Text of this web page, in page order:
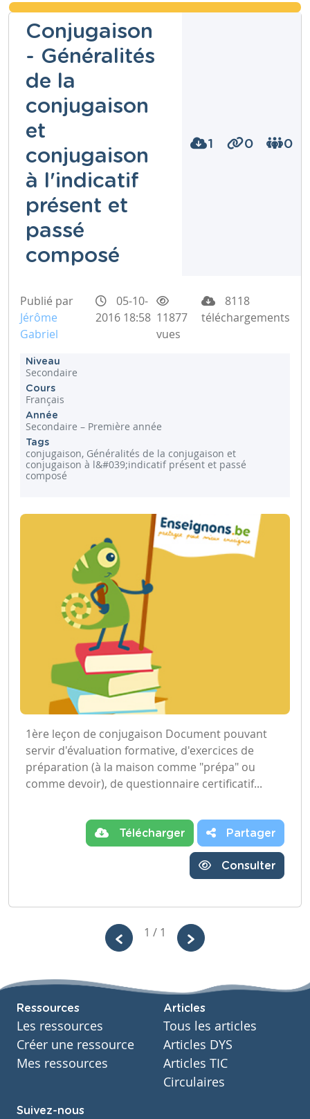
Conjugaison
- Généralités
de la
conjugaison
et
conjugaison
à l'indicatif
présent et
passé
composé
1 0 0
Publié par
Jérôme
Gabriel
05-10-
2016 18:58 11877
vues
8118
téléchargements
Niveau
Secondaire
Cours
Français
Année
Secondaire – Première année
Tags
conjugaison, Généralités de la conjugaison et
conjugaison à l&#039;indicatif présent et passé
composé
1ère leçon de conjugaison Document pouvant
servir d'évaluation formative, d'exercices de
préparation (à la maison comme "prépa" ou
comme devoir), de questionnaire certificatif...
Télécharger Partager
Consulter
1 / 1
Ressources
Les ressources
Créer une ressource
Mes ressources
Articles
Tous les articles
Articles DYS
Articles TIC
Circulaires
Suivez-nous